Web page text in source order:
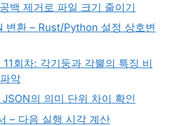
백 제거로 파일 크기 줄이기
환 – Rust/Python 설정 상호변
회차: 각기둥과 각뿔의 특징 비
악
의 의미 단위 차이 확인
– 다음 실행 시각 계산